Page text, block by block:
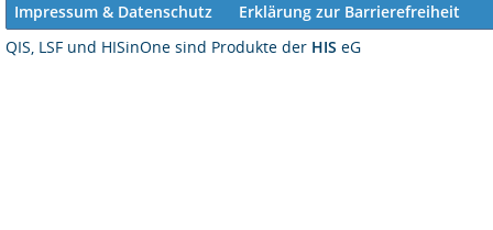
Impressum & Datenschutz
Erklärung zur Barrierefreiheit
QIS, LSF und HISinOne sind Produkte der HIS eG